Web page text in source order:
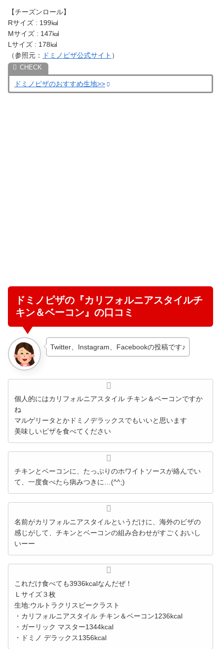
【チーズンロール】
Rサイズ : 199㎉
Mサイズ : 147㎉
Lサイズ : 178㎉
（参照元：
ドミノピザ公式サイト ）
ドミノピザのおすすめ生地>>
ドミノピザの『カリフォルニアスタイルチ
キン＆ベーコン』の口コミ
Twitter、Instagram、Facebookの投稿です♪
個人的にはカリフォルニアスタイル チキン＆ベーコンですか
ね
マルゲリータとかドミノデラックスでもいいと思います
美味しいピザを食べてください
チキンとベーコンに、たっぷりのホワイトソースが絡んでい
て、一度食べたら病みつきに…(^^;)
名前がカリフォルニアスタイルというだけに、海外のビザの
感じがして、チキンとベーコンの組み合わせがすごくおいし
いーー
これだけ食べても3936kcalなんだぜ！
Ｌサイズ３枚
生地:ウルトラクリスピークラスト
・カリフォルニアスタイル チキン＆ベーコン1236kcal
・ガーリック マスター1344kcal
・ドミノ デラックス1356kcal